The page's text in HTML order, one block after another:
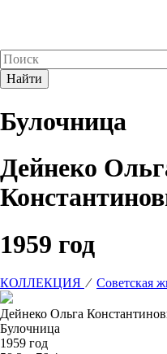
Булочница
Дейнеко
1959 год
КОЛЛЕКЦИЯ ⁄ Советская
Дейнеко Ольга
Булочница
1959 год